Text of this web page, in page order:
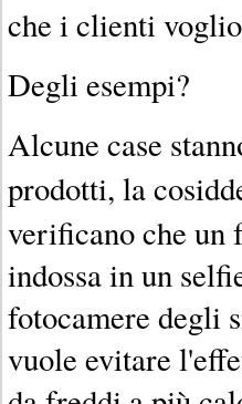
che i clienti
Degli esempi?
Alcune case
prodotti, la
verificano che un
indossa in un
fotocamere degli
vuole evitare